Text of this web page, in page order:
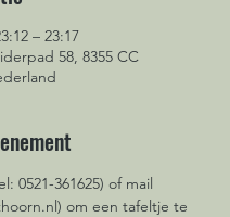
– 23:17
58, 8355 CC
0521-361625) of mail
om een tafeltje te